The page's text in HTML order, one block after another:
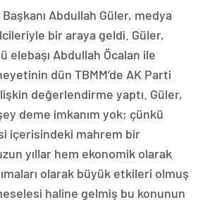
Abdullah Güler, medya
bir araya geldi. Güler,
elebaşı Abdullah Öcalan ile
dün TBMM’de AK Parti
değerlendirme yaptı. Güler,
deme imkanım yok; çünkü
içerisindeki mahrem bir
yıllar hem ekonomik olarak
olarak büyük etkileri olmuş
haline gelmiş bu konunun